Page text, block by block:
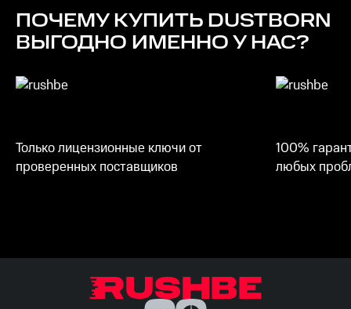
25 ГБ
ПОЧЕМУ КУПИТЬ DUSTBORN
ВЫГОДНО ИМЕННО У НАС?
Только лицензионные ключи от
проверенных поставщиков
100%
любых